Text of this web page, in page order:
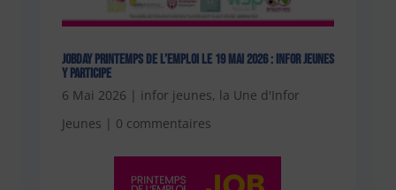
Jobday Printemps de l’emploi le 19 mai 2026 : Infor Jeunes
y participe
6 Mai 2026 | infor jeunes, la Une d'Infor
Jeunes | 0 commentaires